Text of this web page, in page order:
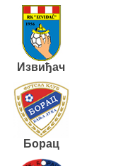
Извиђач
Борац